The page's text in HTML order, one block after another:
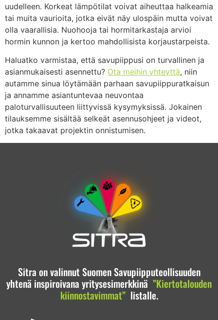
uudelleen. Korkeat lämpötilat voivat aiheuttaa halkeamia
tai muita vaurioita, jotka eivät näy ulospäin mutta voivat
olla vaarallisia. Nuohooja tai hormitarkastaja arvioi
hormin kunnon ja kertoo mahdollisista korjaustarpeista.
Haluatko varmistaa, että savupiippusi on turvallinen ja
asianmukaisesti asennettu? Ota meihin yhteyttä, niin
autamme sinua löytämään parhaan savupiippuratkaisun
ja annamme asiantuntevaa neuvontaa
paloturvallisuuteen liittyvissä kysymyksissä. Jokainen
tilauksemme sisältää selkeät asennusohjeet ja videot,
jotka takaavat projektin onnistumisen.
Sitra on valinnut Suomen Savupiipputeollisuuden
yhtenä inspiroivana yritysesimerkkinä ”Kiertotalouden
kiinnostavimmat”listalle.